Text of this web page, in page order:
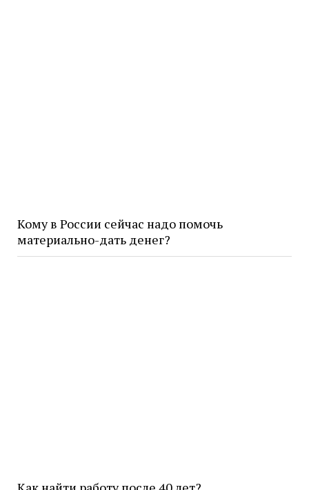
Кому в России сейчас надо помочь
материально-дать денег?